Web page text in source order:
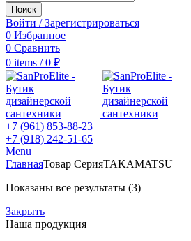
Поиск
Войти / Зарегистрироваться
0 Избранное
0 Сравнить
0 items / 0 ₽
+7 (961) 853-88-23
+7 (918) 242-51-65
Menu
ГлавнаяТовар СерияTAKAMATSU
Показаны все результаты (3)
Закрыть
Наша продукция